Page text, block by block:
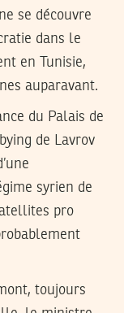
se découvre
dans le
en Tunisie,
auparavant.
du Palais de
de Lavrov
syrien de
pro
toujours